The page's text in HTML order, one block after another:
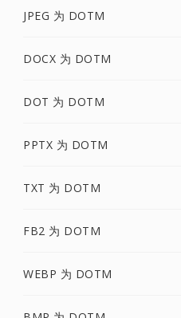
JPEG 为 DOTM
DOCX 为 DOTM
DOT 为 DOTM
PPTX 为 DOTM
TXT 为 DOTM
FB2 为 DOTM
WEBP 为 DOTM